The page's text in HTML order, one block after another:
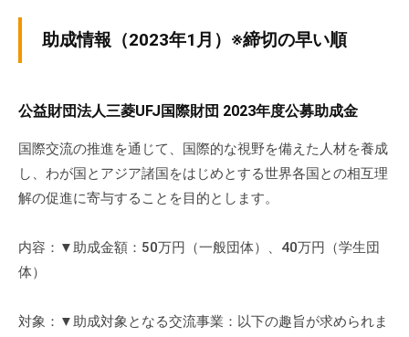
ン
ィ
ぷ
ら
ざ
ぷ
ざ
」
は
N
P
d
m
助成情報（2023年1月）※締切の早い順
公益財団法人三菱UFJ国際財団 2023年度公募助成金
国際交流の推進を通じて、国際的な視野を備えた人材を養成
し、わが国とアジア諸国をはじめとする世界各国との相互理
解の促進に寄与することを目的とします。
内容：▼助成金額：50万円（一般団体）、40万円（学生団
体）
対象：▼助成対象となる交流事業：以下の趣旨が求められま